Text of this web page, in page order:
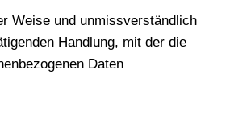
Weise und unmissverständlich
Handlung, mit der die
Daten